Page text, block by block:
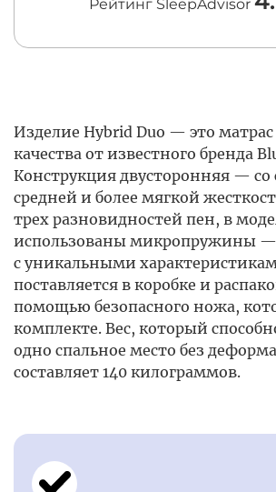
Рейтинг SleepAdvisor
Изделие Hybrid Duo — это
качества от известного бренда
Конструкция двусторонняя — со
средней и более мягкой
трех разновидностей пен, в
использованы микропружины —
с уникальными
поставляется в коробке и
помощью безопасного ножа,
комплекте. Вес, который
одно спальное место без
составляет 140 килограммов.